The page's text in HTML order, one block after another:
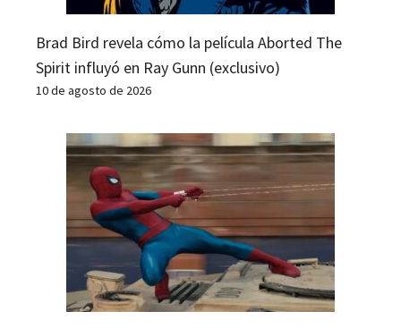
Brad Bird revela cómo la película Aborted The
Spirit influyó en Ray Gunn (exclusivo)
10 de agosto de 2026